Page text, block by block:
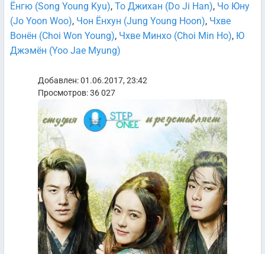
Ёнгю (Song Young Kyu), То Джихан (Do Ji Han), Чо Юну
(Jo Yoon Woo), Чон Ёнхун (Jung Young Hoon), Чхве
Вонён (Choi Won Young), Чхве Минхо (Choi Min Ho), Ю
Джэмён (Yoo Jae Myung)
Добавлен: 01.06.2017, 23:42
Просмотров: 36 027